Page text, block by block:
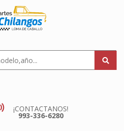
¡CONTACTANOS!
993-336-6280